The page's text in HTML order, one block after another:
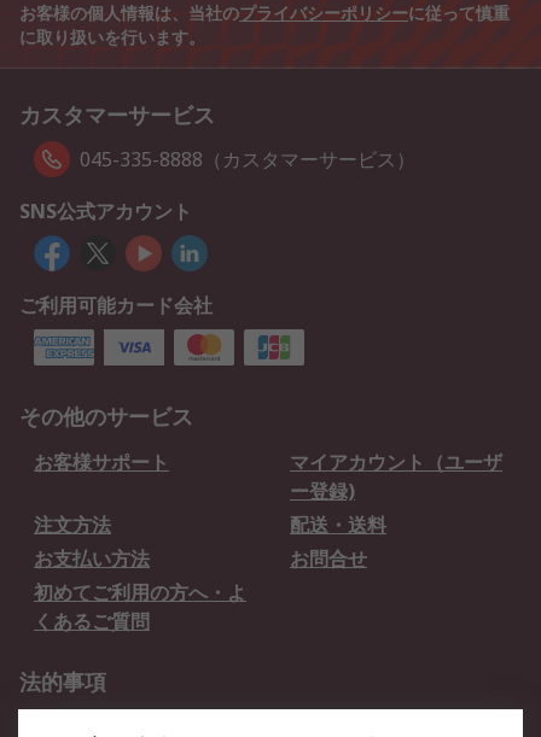
お客様の個人情報は、当社のプライバシーポリシーに従って慎重
に取り扱いを行います。
カスタマーサービス
045-335-8888（カスタマーサービス）
SNS公式アカウント
ご利用可能カード会社
その他のサービス
お客様サポート
マイアカウント（ユーザ
ー登録)
注文方法
配送・送料
お支払い方法
お問合せ
初めてご利用の方へ・よ
くあるご質問
法的事項